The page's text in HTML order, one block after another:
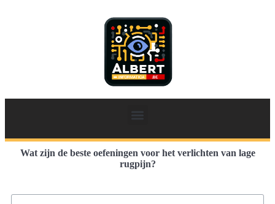
Wat zijn de beste oefeningen voor het verlichten van lage
rugpijn?